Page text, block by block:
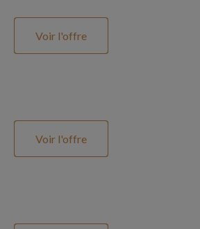
Voir l'offre
Voir l'offre